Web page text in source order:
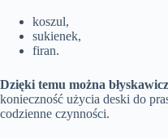
koszul,
sukienek,
firan.
Dzięki temu można
konieczność użycia deski do
codzienne czynności.